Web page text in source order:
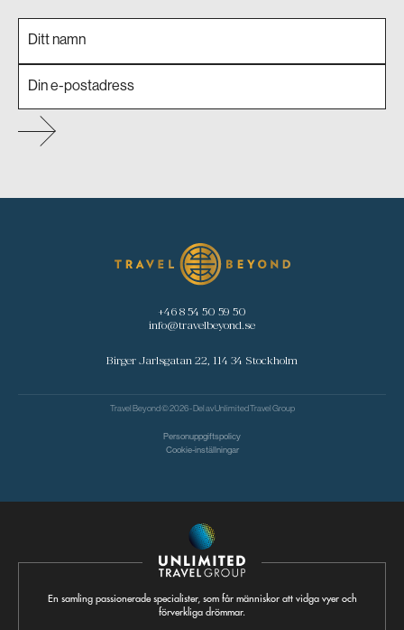
+46 8 54 50 59 50
info@travelbeyond.se
Birger Jarlsgatan 22, 114 34 Stockholm
Travel Beyond © 2026 - Del avUnlimited Travel Group
Personuppgiftspolicy
Cookie-inställningar
En samling passionerade specialister, som får människor att vidga vyer och
förverkliga drömmar.